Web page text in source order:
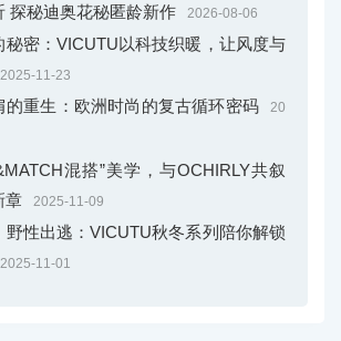
探秘迪奥花秘匿龄新作 2026-08-06
秘密：VICUTU以科技织暖，让风度与
2025-11-23
的重生：欧洲时尚的复古循环密码 20
混搭”美学，与OCHIRLY共叙
章
2025-11-09
野性出逃：VICUTU秋冬系列陪你解锁
2025-11-01